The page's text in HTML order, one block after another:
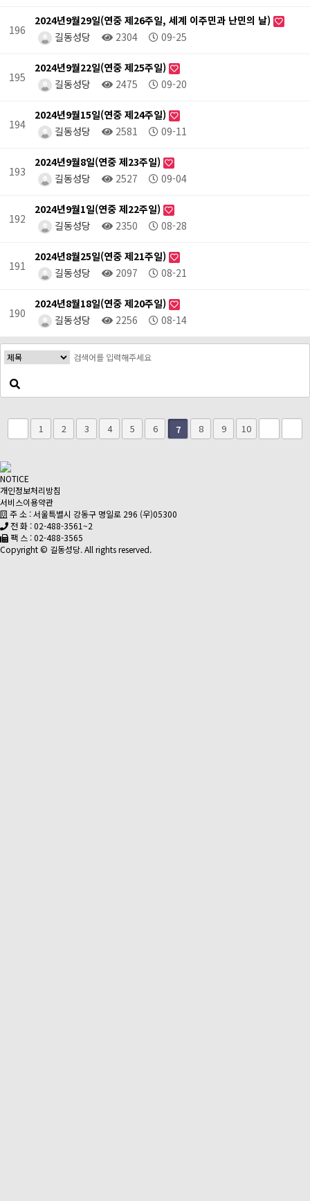
196
2024년9월29일(연중 제26주일, 세계 이주민과 난민의 날)
길동성당
2304 09-25
195
2024년9월22일(연중 제25주일)
길동성당
2475 09-20
194
2024년9월15일(연중 제24주일)
길동성당
2581 09-11
193
2024년9월8일(연중 제23주일)
길동성당
2527 09-04
192
2024년9월1일(연중 제22주일)
길동성당
2350 08-28
191
2024년8월25일(연중 제21주일)
길동성당
2097 08-21
190
2024년8월18일(연중 제20주일)
길동성당
2256 08-14
1 2 3 4 5 6 7 8 9 10
NOTICE
개인정보처리방침
서비스이용약관
주 소 : 서울특별시 강동구 명일로 296 (우)05300
전 화 : 02-488-3561~2
팩 스 : 02-488-3565
Copyright © 길동성당. All rights reserved.